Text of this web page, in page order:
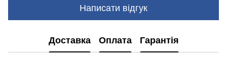
Написати відгук
Доставка Оплата Гарантія